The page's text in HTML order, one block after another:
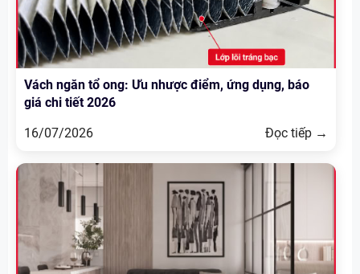
Vách ngăn tổ ong: Ưu nhược điểm, ứng dụng, báo
giá chi tiết 2026
16/07/2026
Đọc tiếp →